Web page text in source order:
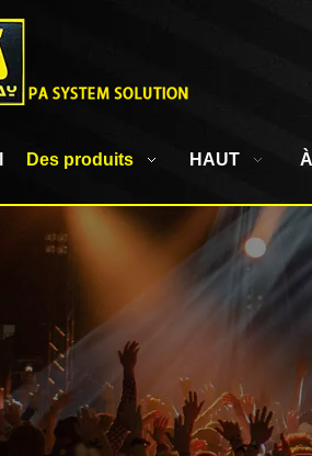
Des produits HAUT